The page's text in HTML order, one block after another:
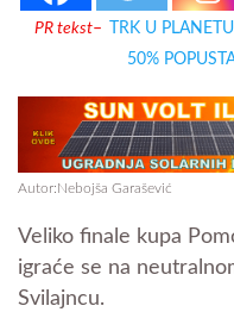
PR tekst–
TRK U
50%
Autor:Nebojša Garašević
Veliko finale kupa
igraće se na
Svilajncu.